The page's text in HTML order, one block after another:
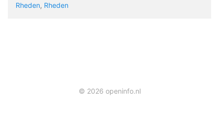
Rheden, Rheden
© 2026 openinfo.nl